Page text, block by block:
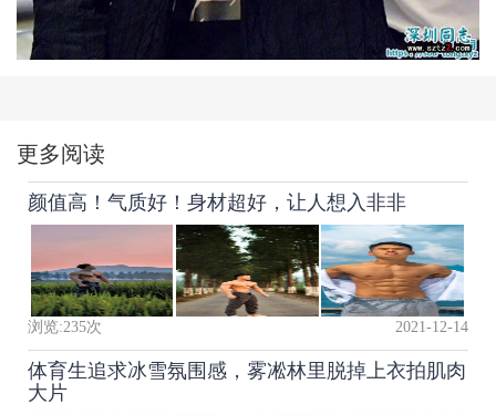
更多阅读
颜值高！气质好！身材超好，让人想入非非
浏览:235次 2021-12-14
体育生追求冰雪氛围感，雾凇林里脱掉上衣拍肌肉
大片